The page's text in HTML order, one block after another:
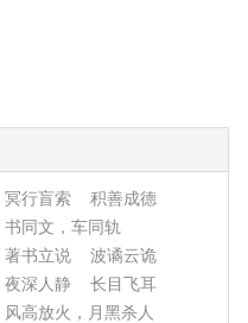
冥行盲索
积善成德
书同文，车同轨
著书立说
波谲云诡
夜深人静
长目飞耳
风高放火，月黑杀人